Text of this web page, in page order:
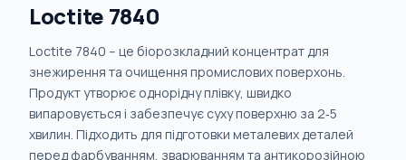
Loctite 7840
Loctite 7840 – це біорозкладний концентрат для
знежирення та очищення промислових поверхонь.
Продукт утворює однорідну плівку, швидко
випаровується і забезпечує суху поверхню за 2‑5
хвилин. Підходить для підготовки металевих деталей
перед фарбуванням, зварюванням та антикорозійною